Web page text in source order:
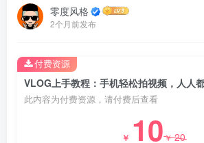
零度风格
2个月前发布
VLOG上手教程：手机轻松拍视频，人人
此内容为付费资源，请付费后查看
￥ 10￥20
付费资源